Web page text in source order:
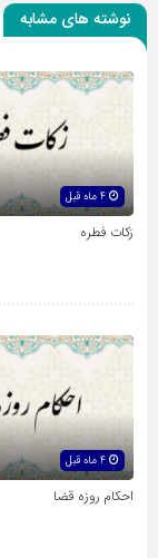
نوشته های مشابه
4 ماه قبل
زکات فطره
4 ماه قبل
احکام روزه قضا